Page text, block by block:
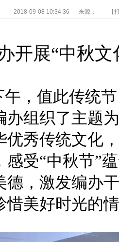
2018-09-08 10:34:36 来源： 【
开展“中秋文
午 ， 值此传统
办组织了主题
优秀传统文化
感受“中秋节”
德，激发编办
惜美好时光的